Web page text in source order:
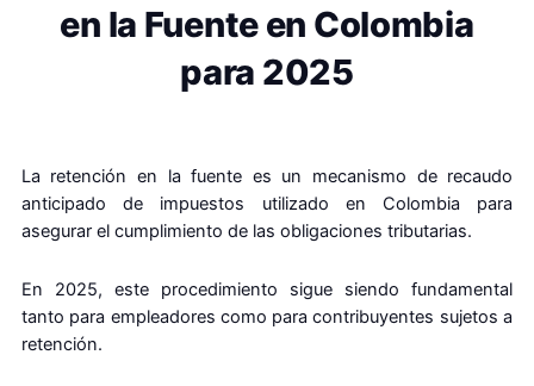
en la Fuente en Colombia
para 2025
La retención en la fuente es un mecanismo de recaudo
anticipado de impuestos utilizado en Colombia para
asegurar el cumplimiento de las obligaciones tributarias.
En 2025, este procedimiento sigue siendo fundamental
tanto para empleadores como para contribuyentes sujetos a
retención.